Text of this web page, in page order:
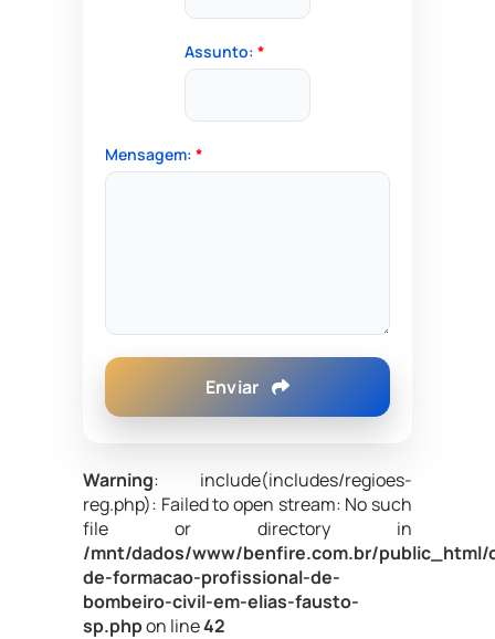
Assunto: *
Mensagem: *
Enviar
Warning: include(includes/regioes-
reg.php): Failed to open stream: No such
file or directory in
/mnt/dados/www/benfire.com.br/public_html/
de-formacao-profissional-de-
bombeiro-civil-em-elias-fausto-
sp.phpon line42